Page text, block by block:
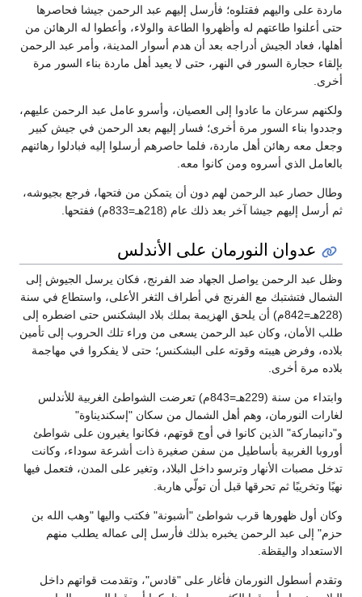
ماردة على واليهم فقتلوه؛ فأرسل إليهم عبد الرحمن جيشا فحاصرها
حتى أعلنوا طاعتهم له وأظهروا الطاعة والولاء، وأعطوا له الرهائن من
أهلها، فعاد الجيش أدراجه بعد أن هدم أسوار المدينة، وأمر عبد الرحمن
بإلقاء حجارة السور في النهر، حتى لا يعيد أهل ماردة بناء السور مرة
أخرى.
ولكنهم سرعان ما عادوا إلى العصيان، وأسرو عامل عبد الرحمن عليهم،
وجددوا بناء السور مرة أخرى؛ فسار إليهم بعد الرحمن في جيش كبير
وجعل معه رهائن أهل ماردة، فلما حاصرهم أرسلوا إليه فبادلوا رهائنهم
بالعامل الذي أسروه ومن كانوا معه.
وطال حصار عبد الرحمن لهم دون أن يتمكن من فتحها، فرجع بجيوشه،
ثم أرسل إليهم جيشا آخر بعد ذلك عام (218هـ=833م) ففتحها.
عدوان النورمان على الأندلس
وظل عبد الرحمن يواصل الجهاد ضد الفرنج، فكان يرسل الجيوش إلى
الشمال فتشتبك مع الفرنج في أطراف الثغر الأعلى، واستطاع في سنة
(228هـ=842م) أن يلحق الهزيمة بملك بلاد البشكنس حتى اضطره إلى
طلب الأمان، وكان عبد الرحمن يسعى من وراء تلك الحروب إلى تأمين
بلاده، وفرض هيبته وقوته على البشكنس؛ حتى لا يفكروا في مهاجمة
بلاده مرة أخرى.
وابتداء من سنة (229هـ=843م) تعرضت الشواطئ الغربية للأندلس
لغارات النورمان، وهم أهل الشمال من سكان "إسكنديناوة"
و"دانيماركة" الذين كانوا في أوج قوتهم، فكانوا يغيرون على شواطئ
أوروبا الغربية بأساطيل من سفن صغيرة ذات أشرعة سوداء، وكانت
تدخل مصبات الأنهار وترسو داخل البلاد، وتغير على المدن، فتعمل فيها
نهبًا وتخريبًا ثم تحرقها قبل أن تولّي هاربة.
وكان أول ظهورها قرب شواطئ "أشبونة" فكتب واليها "وهب الله بن
حزم" إلى عبد الرحمن يخبره بذلك فأرسل إلى عماله يطلب منهم
الاستعداد واليقظة.
وتقدم أسطول النورمان فأغار على "قادس"، وتقدمت قواتهم داخل